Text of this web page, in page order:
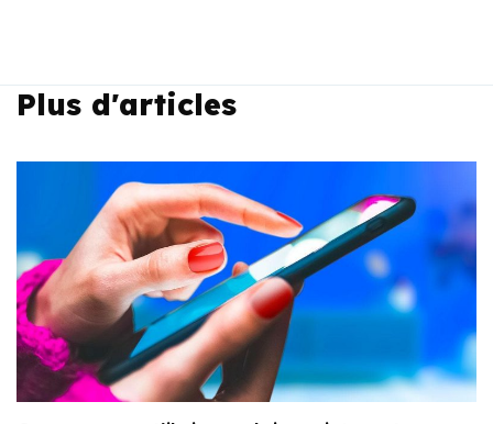
Plus d'articles